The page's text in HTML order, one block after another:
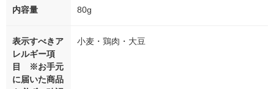
内容量 80g
表示すべきア
レルギー項
目 ※お手元
に届いた商品
小麦・鶏肉・大豆